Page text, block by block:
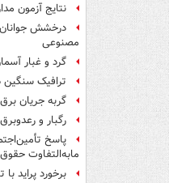
نتایج آزمون
درخشش جوانان
مصنوعی
گرد و غبار
ترافیک سنگین
گربه جریان
رگبار و
پاسخ
مابه‌التفاوت
برخورد پراید با تیر برق ۲